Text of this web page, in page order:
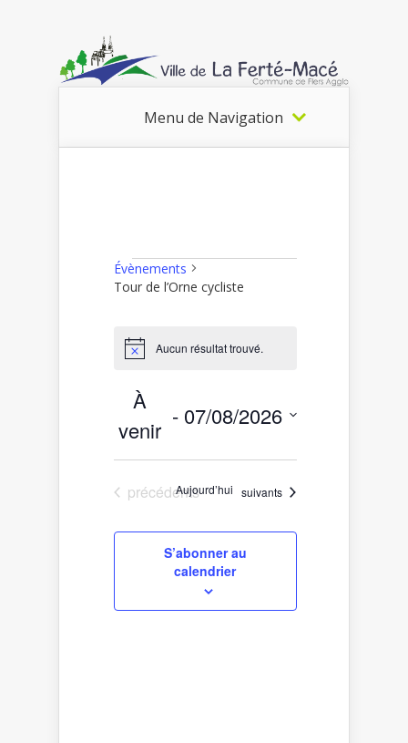
Menu de Navigation
Évènements
Évènements
Tour de l’Orne cycliste
Notice Aucun résultat trouvé.
À
venir
- 07/08/2026
une
Évènements
précédentsAujourd’hui Évènements
suivants
S’abonner au
calendrier